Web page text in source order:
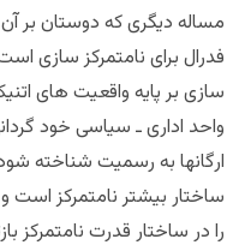
مساله دیگری که دوستان بر آن
فدرال برای نامتمرکز سازی
سازی بر پایه واقعیت های
واحد اداری ـ سیاسی خود
ارگانها به رسمیت شناخته
ساختار بیشتر نامتمرکز است
را در ساختار قدرت نامتمرکز